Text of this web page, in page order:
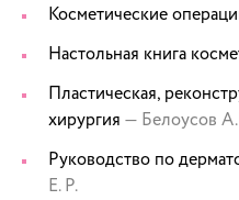
Косметические
Настольная книга
Пластическая,
хирургия — Белоусов
Руководство по
Е. Р.